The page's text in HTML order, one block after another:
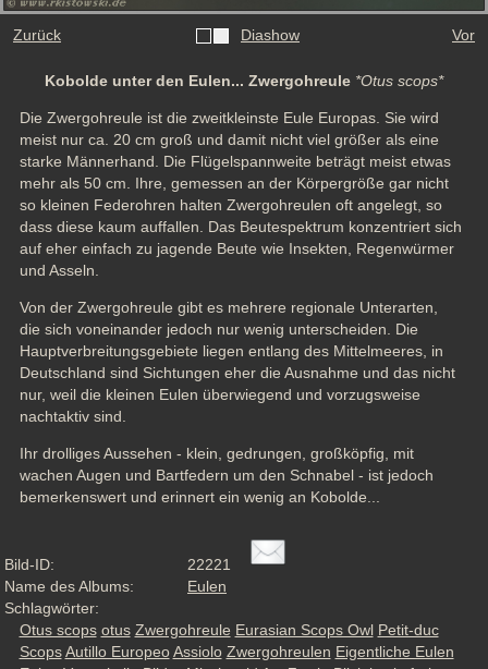
Zurück Diashow Vor
Kobolde unter den Eulen... Zwergohreule *Otus scops*
Die Zwergohreule ist die zweitkleinste Eule Europas. Sie wird
meist nur ca. 20 cm groß und damit nicht viel größer als eine
starke Männerhand. Die Flügelspannweite beträgt meist etwas
mehr als 50 cm. Ihre, gemessen an der Körpergröße gar nicht
so kleinen Federohren halten Zwergohreulen oft angelegt, so
dass diese kaum auffallen. Das Beutespektrum konzentriert sich
auf eher einfach zu jagende Beute wie Insekten, Regenwürmer
und Asseln.
Von der Zwergohreule gibt es mehrere regionale Unterarten,
die sich voneinander jedoch nur wenig unterscheiden. Die
Hauptverbreitungsgebiete liegen entlang des Mittelmeeres, in
Deutschland sind Sichtungen eher die Ausnahme und das nicht
nur, weil die kleinen Eulen überwiegend und vorzugsweise
nachtaktiv sind.
Ihr drolliges Aussehen - klein, gedrungen, großköpfig, mit
wachen Augen und Bartfedern um den Schnabel - ist jedoch
bemerkenswert und erinnert ein wenig an Kobolde...
Bild-ID:
22221
Name des Albums:
Eulen
Schlagwörter:
Otus scops otus Zwergohreule Eurasian Scops Owl Petit-duc
Scops Autillo Europeo Assiolo Zwergohreulen Eigentliche Eulen